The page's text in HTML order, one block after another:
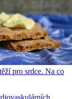
pro srdce. Na co